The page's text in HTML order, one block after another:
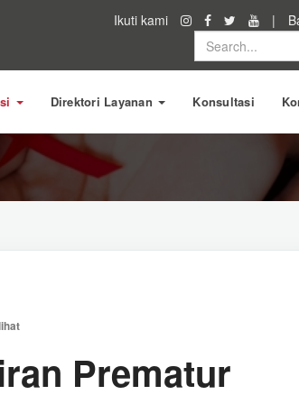
Ikuti kami |
Direktori Layanan Konsultasi
Prematur